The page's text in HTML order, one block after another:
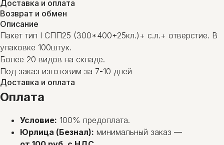
Доставка и оплата
Возврат и обмен
Описание
Пакет тип I СПП25 (300*400+25кл.)+ с.л.+ отверстие. В
упаковке 100штук.
Более 20 видов на складе.
Под заказ изготовим за 7-10 дней
Доставка и оплата
Оплата
Условие: 100% предоплата.
Юрлица (Безнал): минимальный заказ —